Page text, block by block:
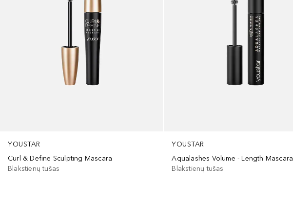
YOUSTAR
Curl & Define Sculpting Mascara
Blakstienų tušas
YOUSTAR
Aqualashes Volume - Length Mascara
Blakstienų tušas